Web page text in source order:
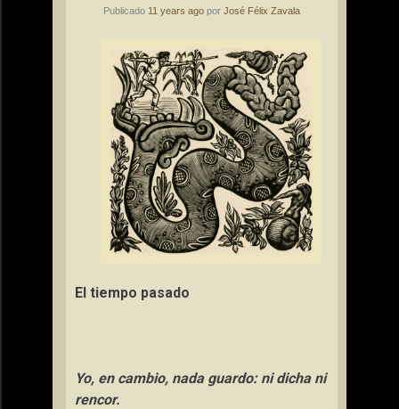
Publicado 11 years ago por José Félix Zavala
El tiempo pasado
Yo, en cambio, nada guardo: ni dicha ni
rencor.